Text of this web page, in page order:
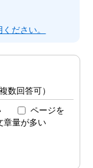
ださい。
数回答可）
ページを
章量が多い